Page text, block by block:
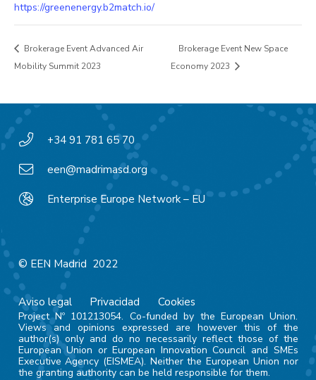
https://greenenergy.b2match.io/
Brokerage Event Advanced Air
Mobility Summit 2023
Brokerage Event New Space
Economy 2023
+34 91 781 65 70
een@madrimasd.org
Enterprise Europe Network – EU
© EEN Madrid 2022
Aviso legal Privacidad Cookies
Project Nº 101213054. Co-funded by the European Union.
Views and opinions expressed are however this of the
author(s) only and do no necessarily reflect those of the
European Union or European Innovation Council and SMEs
Executive Agency (EISMEA). Neither the European Union nor
the granting authority can be held responsible for them.